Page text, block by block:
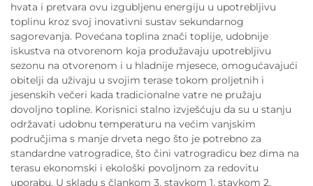
hvata i pretvara ovu izgubljenu energiju u upotrebljivu
toplinu kroz svoj inovativni sustav sekundarnog
sagorevanja. Povećana toplina znači toplije, udobnije
iskustva na otvorenom koja produžavaju upotrebljivu
sezonu na otvorenom i u hladnije mjesece, omogućavajući
obitelji da uživaju u svojim terase tokom proljetnih i
jesenskih večeri kada tradicionalne vatre ne pružaju
dovoljno topline. Korisnici stalno izvješćuju da su u stanju
održavati udobnu temperaturu na većim vanjskim
područjima s manje drveta nego što je potrebno za
standardne vatrogradice, što čini vatrogradicu bez dima na
terasu ekonomski i ekološki povoljnom za redovitu
uporabu. U skladu s člankom 3. stavkom 1. stavkom 2.